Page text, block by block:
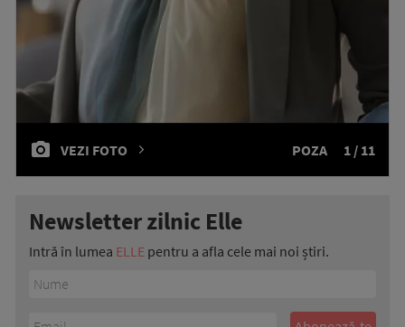
VEZI FOTO POZA 1 / 11
Newsletter zilnic Elle
Intră în lumea ELLE pentru a afla cele mai noi știri.